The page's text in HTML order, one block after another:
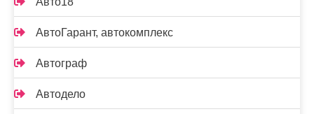
АвтоГарант, автокомплекс
Автограф
Автодело